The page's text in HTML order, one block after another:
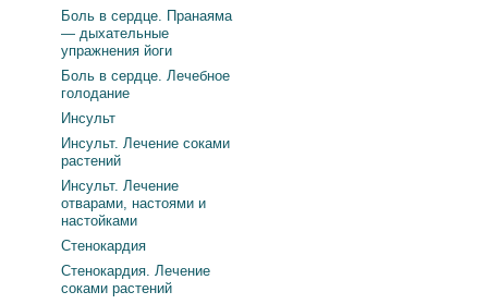
Боль в сердце. Пранаяма
— дыхательные
упражнения йоги
Боль в сердце. Лечебное
голодание
Инсульт
Инсульт. Лечение соками
растений
Инсульт. Лечение
отварами, настоями и
настойками
Стенокардия
Стенокардия. Лечение
соками растений